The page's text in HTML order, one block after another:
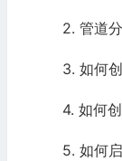
2. 管道
3. 如何
4. 如何
5. 如何